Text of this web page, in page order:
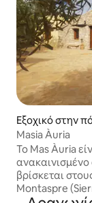
Εξοχικό στην
Masia Àuria
Το Mas Àuria
βρίσκεται
Montaspre